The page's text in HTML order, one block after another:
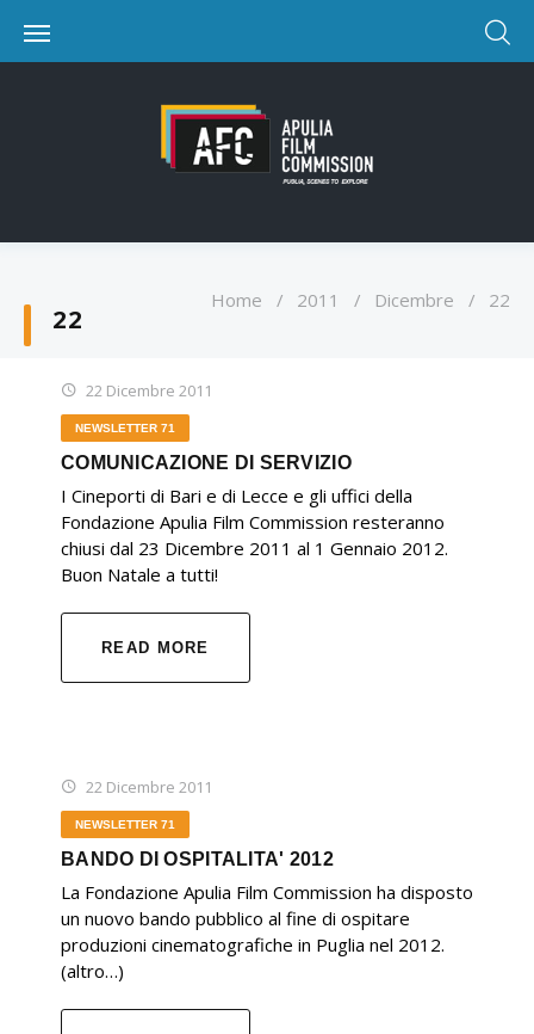
22
Home / 2011 / Dicembre / 22
22 Dicembre 2011
NEWSLETTER 71
COMUNICAZIONE DI SERVIZIO
I Cineporti di Bari e di Lecce e gli uffici della
Fondazione Apulia Film Commission resteranno
chiusi dal 23 Dicembre 2011 al 1 Gennaio 2012.
Buon Natale a tutti!
READ MORE
22 Dicembre 2011
NEWSLETTER 71
BANDO DI OSPITALITA' 2012
La Fondazione Apulia Film Commission ha disposto
un nuovo bando pubblico al fine di ospitare
produzioni cinematografiche in Puglia nel 2012.
(altro…)